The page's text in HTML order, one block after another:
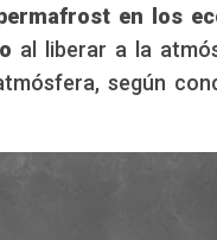
en los
al liberar a la
según